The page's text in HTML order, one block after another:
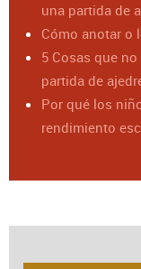
una partida de
Cómo anotar o
5 Cosas que
partida de
Por qué los
rendimiento